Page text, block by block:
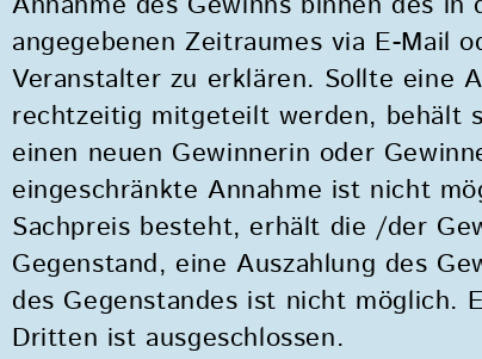
angegebenen Zeitraumes via E-Mail
Veranstalter zu erklären. Sollte eine
rechtzeitig mitgeteilt werden, behält
einen neuen Gewinnerin oder
eingeschränkte Annahme ist nicht
Sachpreis besteht, erhält die /der
Gegenstand, eine Auszahlung des
des Gegenstandes ist nicht möglich.
Dritten ist ausgeschlossen.